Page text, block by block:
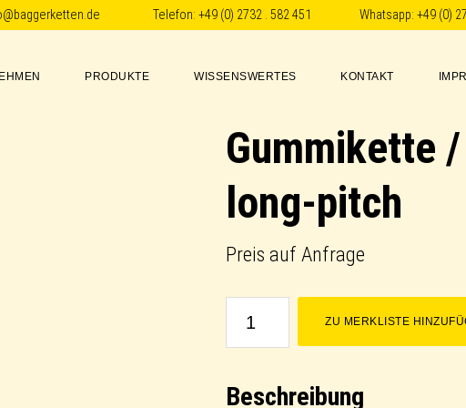
Telefon: +49 (0) 2732 . 582 451 Whatsapp: +49 (0)
PRODUKTE WISSENSWERTES KONTAKT
Gummikette
long-pitch
Preis auf Anfrage
Gummikette
Track
ZU MERKLISTE
Beschreibung